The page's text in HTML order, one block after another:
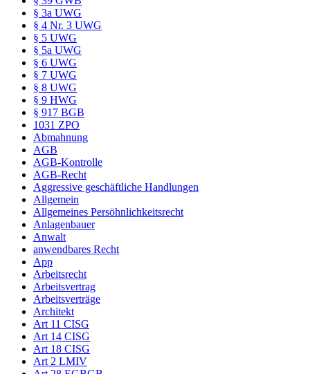
§ 3a UWG
§ 4 Nr. 3 UWG
§ 5 UWG
§ 5a UWG
§ 6 UWG
§ 7 UWG
§ 8 UWG
§ 9 HWG
§ 917 BGB
1031 ZPO
Abmahnung
AGB
AGB-Kontrolle
AGB-Recht
Aggressive geschäftliche Handlungen
Allgemein
Allgemeines Persöhnlichkeitsrecht
Anlagenbauer
Anwalt
anwendbares Recht
App
Arbeitsrecht
Arbeitsvertrag
Arbeitsverträge
Architekt
Art 11 CISG
Art 14 CISG
Art 18 CISG
Art 2 LMIV